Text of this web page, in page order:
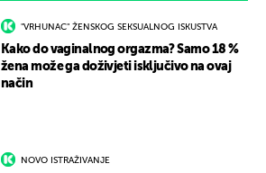
"VRHUNAC" ŽENSKOG SEKSUALNOG ISKUSTVA
Kako do vaginalnog orgazma? Samo 18 %
žena može ga doživjeti isključivo na ovaj
način
NOVO ISTRAŽIVANJE